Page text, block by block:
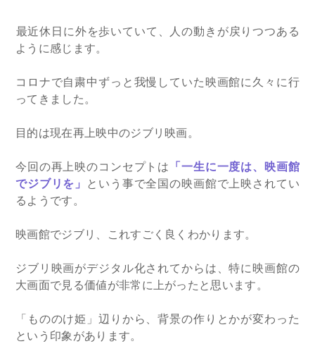
​最近休日に外を歩いていて、人の動きが戻りつつある
ように感じます。
コロナで自粛中ずっと我慢していた映画館に久々に行
ってきました。
目的は現在再上映中のジブリ映画。
今回の再上映のコンセプトは
「一生に一度は、映画館
でジブリを」
という事で全国の映画館で上映されてい
るようです。
映画館でジブリ、これすごく良くわかります。
ジブリ映画がデジタル化されてからは、特に映画館の
大画面で見る価値が非常に上がったと思います。
「もののけ姫」辺りから、背景の作りとかが変わった
という印象があります。